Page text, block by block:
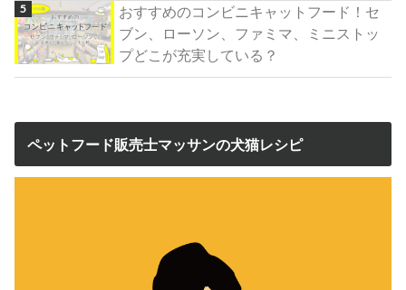
おすすめのコンビニキャットフード！セ
ブン、ローソン、ファミマ、ミニストッ
プどこが充実している？
ペットフード販売士マッサンの犬猫レシピ